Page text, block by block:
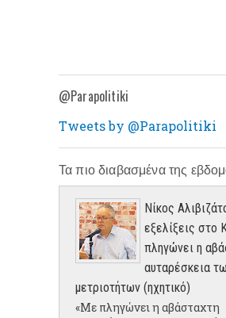
@Parapolitiki
Tweets by @Parapolitiki
Τα πιο διαβασμένα της
Νίκος
εξελίξεις στο
πληγώνει η
αυταρέσκεια
μετριοτήτων (ηχητικό)
«Με πληγώνει η αβάσταχτη